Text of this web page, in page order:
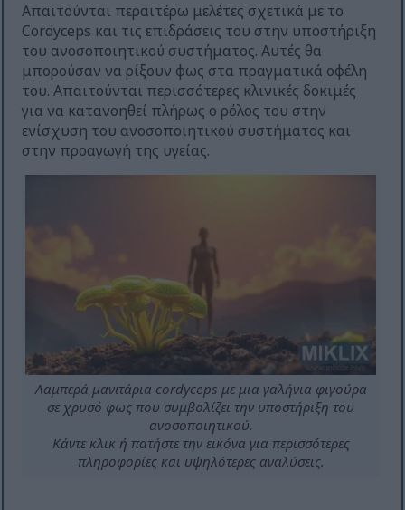
Απαιτούνται περαιτέρω μελέτες σχετικά με το
Cordyceps και τις επιδράσεις του στην υποστήριξη
του ανοσοποιητικού συστήματος. Αυτές θα
μπορούσαν να ρίξουν φως στα πραγματικά οφέλη
του. Απαιτούνται περισσότερες κλινικές δοκιμές
για να κατανοηθεί πλήρως ο ρόλος του στην
ενίσχυση του ανοσοποιητικού συστήματος και
στην προαγωγή της υγείας.
Λαμπερά μανιτάρια cordyceps με μια γαλήνια φιγούρα
σε χρυσό φως που συμβολίζει την υποστήριξη του
ανοσοποιητικού.
Κάντε κλικ ή πατήστε την εικόνα για περισσότερες
πληροφορίες και υψηλότερες αναλύσεις.